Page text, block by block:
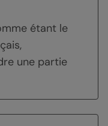
étant le
une partie